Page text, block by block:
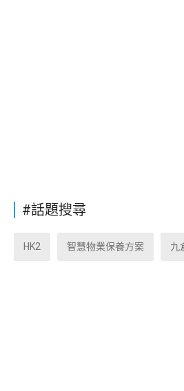
#話題搜尋
HK2 智慧物業保養方案 九